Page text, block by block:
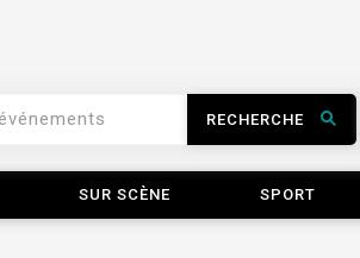
RECHERCHE
SUR SCÈNE SPORT